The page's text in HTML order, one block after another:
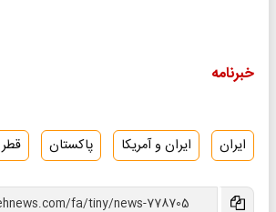
خبرنامه
ایران ایران و آمریکا پاکستان قطر